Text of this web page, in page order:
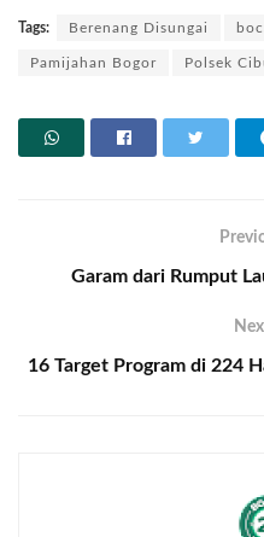
Tags: Berenang Disungai
Pamijahan Bogor Polsek
Garam dari Rumput
16 Target Program di 224